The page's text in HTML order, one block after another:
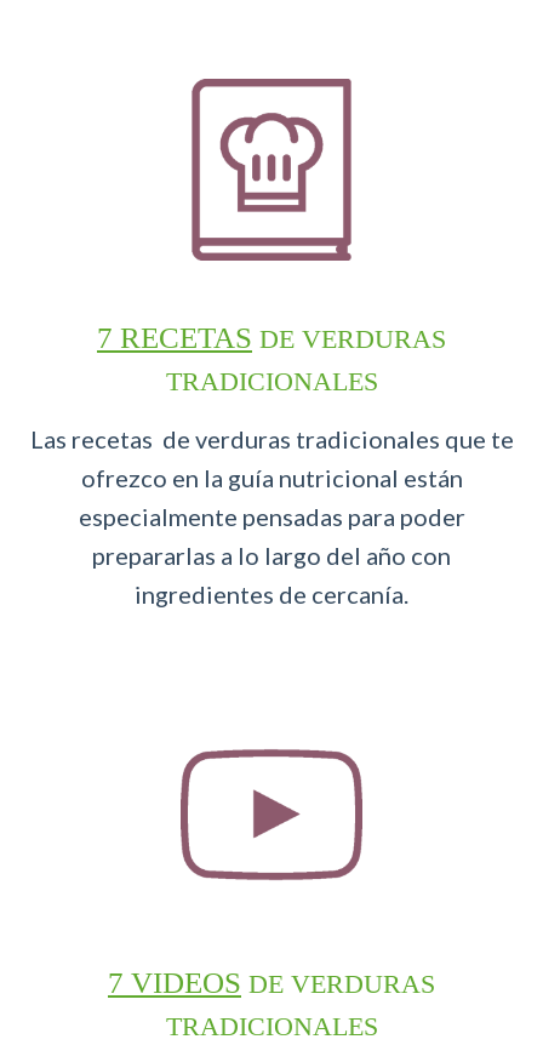
7 RECETAS DE VERDURAS
TRADICIONALES
Las recetas de verduras tradicionales que te
ofrezco en la guía nutricional están
especialmente pensadas para poder
prepararlas a lo largo del año con
ingredientes de cercanía.
7 VIDEOS DE VERDURAS
TRADICIONALES